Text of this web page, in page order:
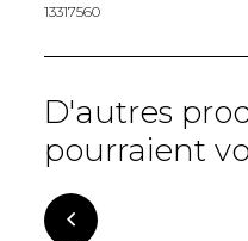
13317560
D'autres
pourraient